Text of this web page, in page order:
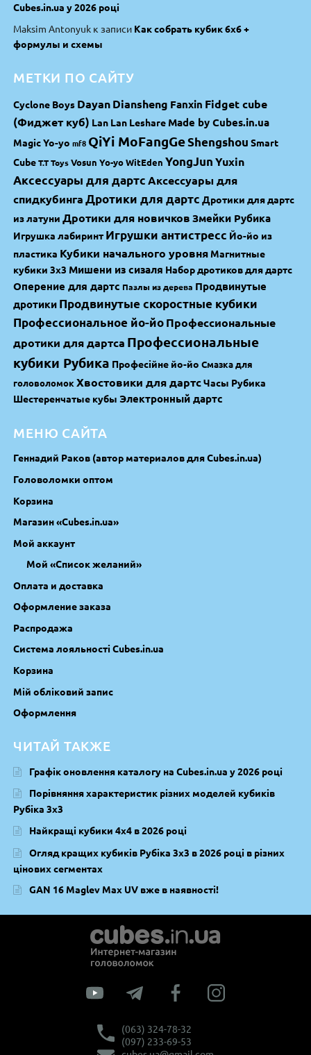
Cubes.in.ua у 2026 році
Maksim Antonyuk к записи Как собрать кубик 6х6 +
формулы и схемы
МЕТКИ ПО САЙТУ
Cyclone Boys DayanDiansheng Fanxin Fidget cube
(Фиджет куб) Lan Lan Leshare Made by Cubes.in.ua
Magic Yo-yo mf8 QiYi MoFangGeShengshou Smart
Cube T.T Toys Vosun Yo-yoWitEden YongJun Yuxin
Аксессуары для дартс Аксессуары для
спидкубинга Дротики для дартс Дротики для дартс
из латуни Дротики для новичков Змейки Рубика
Игрушка лабиринт Игрушки антистресс Йо-йо из
пластика Кубики начального уровня Магнитные
кубики 3х3 Мишени из сизаля Набор дротиков для дартс
Оперение для дартс Пазлы из дерева Продвинутые
дротики Продвинутые скоростные кубики
Профессиональное йо-йоПрофессиональные
дротики для дартса Профессиональные
кубики Рубика Професійне йо-йо Смазка для
головоломокХвостовики для дартсЧасы Рубика
Шестеренчатые кубы Электронный дартс
МЕНЮ САЙТА
Геннадий Раков (автор материалов для Cubes.in.ua)
Головоломки оптом
Корзина
Магазин «Cubes.in.ua»
Мой аккаунт
Мой «Список желаний»
Оплата и доставка
Оформление заказа
Распродажа
Система лояльності Cubes.in.ua
Корзина
Мій обліковий запис
Оформлення
ЧИТАЙ ТАКЖЕ
Графік оновлення каталогу на Cubes.in.ua у 2026 році
Порівняння характеристик різних моделей кубиків
Рубіка 3х3
Найкращі кубики 4х4 в 2026 році
Огляд кращих кубиків Рубіка 3х3 в 2026 році в різних
цінових сегментах
GAN 16 Maglev Max UV вже в наявності!
(063) 324-78-32
(097) 233-69-53